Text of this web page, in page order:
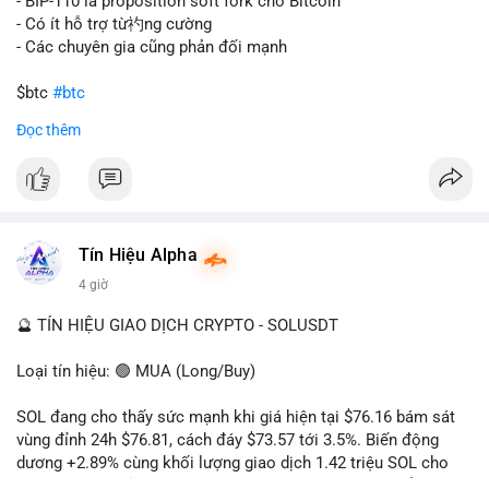
gây sốc thanh khoản tức thời, nhưng vẫn đủ sức tạo biến động
tâm lý ngắn hạn nếu hướng đến sàn tập trung.
Lời khuyên cho nhà đầu tư nhỏ lẻ:
hướng đi của dòng tiền. Tránh hành động theo cảm xúc, ưu
rõ ràng về đích đến của số BTC này.
#dongtienlon
- Có ít hỗ trợ từ礿ng cường
- Các chuyên gia cũng phản đối mạnh
$btc #btc
#vlikevn
📰 Nguồn: CoinDesk
Đọc thêm
Tín Hiệu Alpha
4 giờ
🔮 TÍN HIỆU GIAO DỊCH CRYPTO - SOLUSDT
Loại tín hiệu: 🟢 MUA (Long/Buy)
SOL đang cho thấy sức mạnh khi giá hiện tại $76.16 bám sát
vùng đỉnh 24h $76.81, cách đáy $73.57 tới 3.5%. Biến động
dương +2.89% cùng khối lượng giao dịch 1.42 triệu SOL cho